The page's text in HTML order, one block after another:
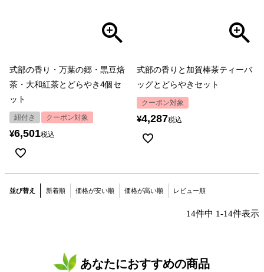
式部の香り・万葉の郷・黒豆焙
茶・大和紅茶とどらやき4個セ
ット
紐付き クーポン対象
¥6,501税込
式部の香りと加賀棒茶ティーバ
ッグとどらやきセット
クーポン対象
¥4,287税込
並び替え 新着順 価格が安い順 価格が高い順 レビュー順
14件中 1-14件表示
あなたにおすすめの商品